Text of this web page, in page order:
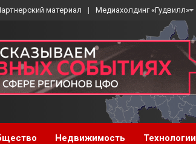
материал Медиахолдинг «Гудвилл»
Недвижимость Технологии